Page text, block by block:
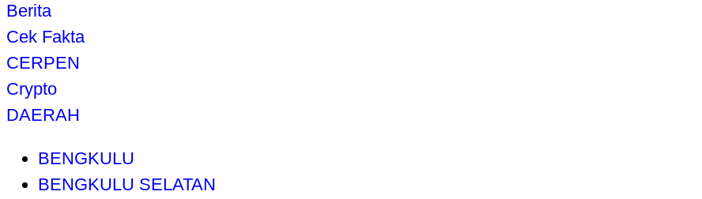
Berita
Cek Fakta
CERPEN
Crypto
DAERAH
BENGKULU
BENGKULU SELATAN